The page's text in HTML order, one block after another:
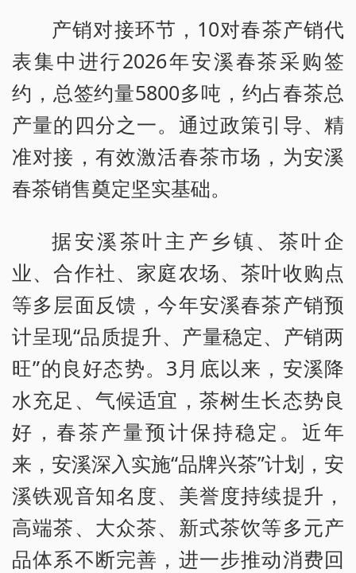
产销对接环节，10对春茶产销代
表集中进行2026年安溪春茶采购签
约，总签约量5800多吨，约占春茶总
产量的四分之一。通过政策引导、精
准对接，有效激活春茶市场，为安溪
春茶销售奠定坚实基础。
据安溪茶叶主产乡镇、茶叶企
业、合作社、家庭农场、茶叶收购点
等多层面反馈，今年安溪春茶产销预
计呈现“品质提升、产量稳定、产销两
旺”的良好态势。3月底以来，安溪降
水充足、气候适宜，茶树生长态势良
好，春茶产量预计保持稳定。近年
来，安溪深入实施“品牌兴茶”计划，安
溪铁观音知名度、美誉度持续提升，
高端茶、大众茶、新式茶饮等多元产
品体系不断完善，进一步推动消费回